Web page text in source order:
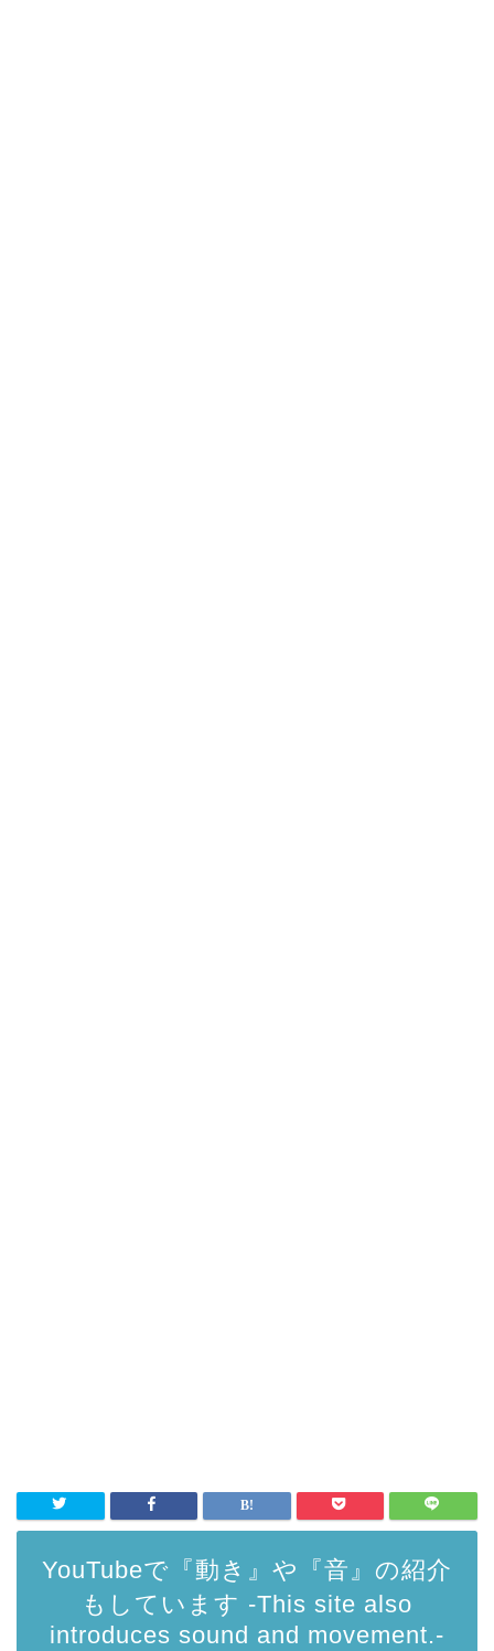
YouTubeで『動き』や『音』の紹介
もしています -This site also
introduces sound and movement.-